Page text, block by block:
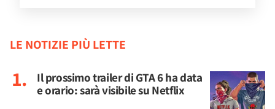
LE NOTIZIE PIÙ LETTE
Il prossimo trailer di GTA 6 ha data
e orario: sarà visibile su Netflix